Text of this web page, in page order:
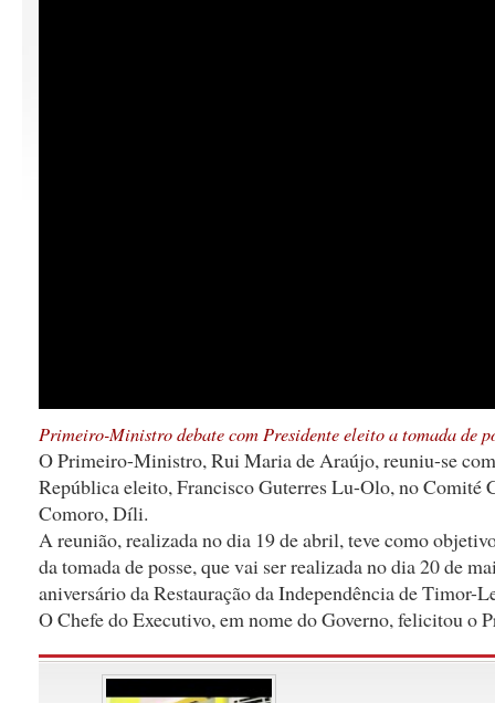
Primeiro-Ministro debate com Presidente eleito a tomada de
O Primeiro-Ministro, Rui Maria de Araújo, reuniu-se
República eleito, Francisco Guterres Lu-Olo, no Comité
Comoro, Díli.
A reunião, realizada no dia 19 de abril, teve como
da tomada de posse, que vai ser realizada no dia 20 de
aniversário da Restauração da Independência de Timor-
O Chefe do Executivo, em nome do Governo, felicitou o